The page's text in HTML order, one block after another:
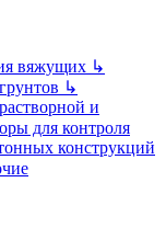
вяжущих ↳
↳
и
для контроля
конструкций